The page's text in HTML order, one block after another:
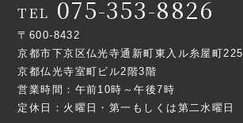
TEL 075-353-8826
〒600-8432
京都市下京区仏光寺通新町東入ル糸屋町225
京都仏光寺室町ビル2階3階
営業時間：午前10時～午後7時
定休日：火曜日・第一もしくは第二水曜日